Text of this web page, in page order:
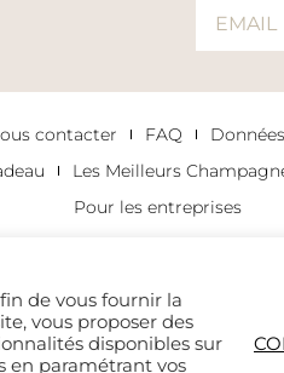
contacter FAQ
Les Meilleurs
Pour les entreprises
de vous fournir la
vous proposer des
disponibles sur
en paramétrant vos